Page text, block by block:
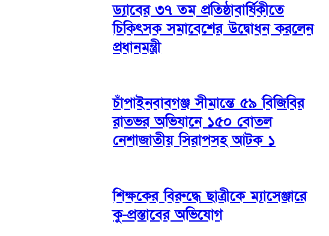
ড্যাবের ৩৭ তম প্রতিষ্ঠাবার্ষিকীতে
চিকিৎসক সমাবেশের উদ্বোধন করলেন
প্রধানমন্ত্রী
চাঁপাইনবাবগঞ্জ সীমান্তে ৫৯ বিজিবির
রাতভর অভিযানে ১৫০ বোতল
নেশাজাতীয় সিরাপসহ আটক ১
শিক্ষকের বিরুদ্ধে ছাত্রীকে ম্যাসেঞ্জারে
কু-প্রস্তাবের অভিযোগ